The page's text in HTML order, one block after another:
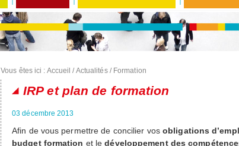
Vous êtes ici : Accueil /Actualités/ Formation
IRP et plan de formation
03 décembre 2013
Afin de vous permettre de concilier vos obligations
budget formation et le développement des